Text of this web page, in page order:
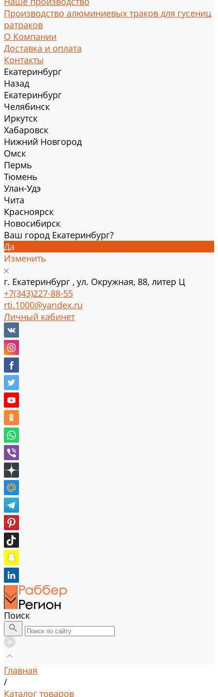
Производство алюминиевых траков для гусениц
ратраков
О Компании
Доставка и оплата
Контакты
Екатеринбург
Назад
Екатеринбург
Челябинск
Иркутск
Хабаровск
Нижний Новгород
Омск
Пермь
Тюмень
Улан-Удэ
Чита
Красноярск
Новосибирск
Ваш город Екатеринбург?
Да
Изменить
г. Екатеринбург , ул. Окружная, 88, литер Ц
+7(343)227-88-55
rti.1000@yandex.ru
Личный кабинет
Поиск
Главная
/
Каталог товаров